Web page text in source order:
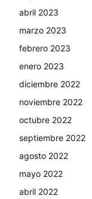
abril 2023
marzo 2023
febrero 2023
enero 2023
diciembre 2022
noviembre 2022
octubre 2022
septiembre 2022
agosto 2022
mayo 2022
abril 2022